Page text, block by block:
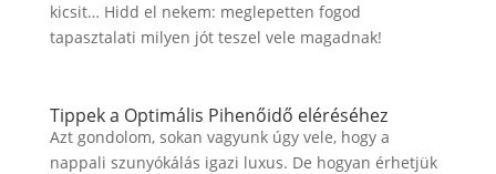
kicsit… Hidd el nekem: meglepetten fogod
tapasztalati milyen jót teszel vele magadnak!
Tippek a Optimális Pihenőidő eléréséhez
Azt gondolom, sokan vagyunk úgy vele, hogy a
nappali szunyókálás igazi luxus. De hogyan érhetjük